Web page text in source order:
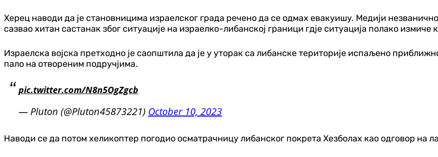
Херец наводи да је становницима израелског града речено да се одмах евакуишу. Медији
сазвао хитан састанак због ситуације на израелко-либанској граници гдје ситуација полако измиче
Израелска војска претходно је саопштила да је у уторак са либанске територије испаљено
пало на отвореним подручјима.
pic.twitter.com/N8n5OgZgcb
— Pluton (@Pluton45873221) October 10, 2023
Наводи се да потом хеликоптер погодио осматрачницу либанског покрета Хезболах као одговор на